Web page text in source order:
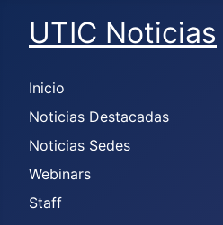
UTIC Noticias
Inicio
Noticias Destacadas
Noticias Sedes
Webinars
Staff